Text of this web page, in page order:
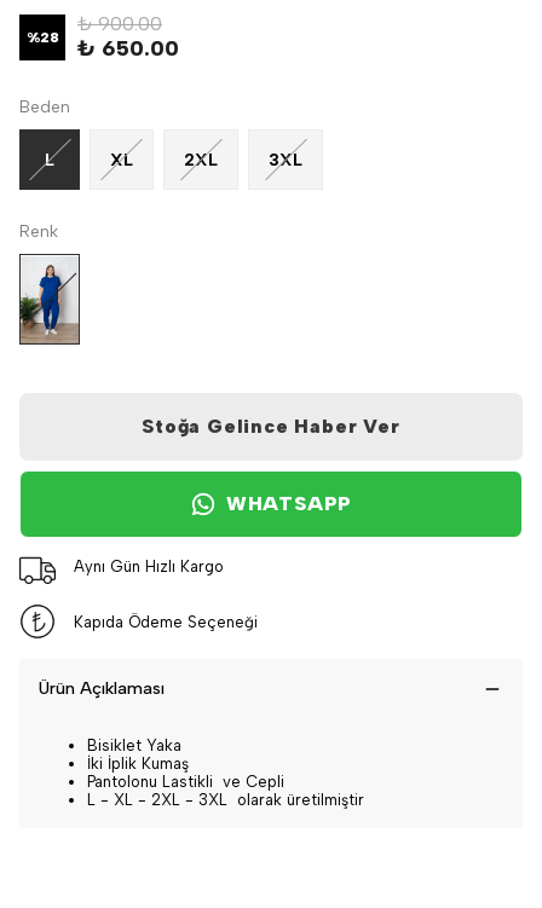
%28
₺ 900.00
₺ 650.00
Beden
L XL 2XL 3XL
Renk
Stoğa Gelince Haber Ver
WHATSAPP
Aynı Gün Hızlı Kargo
Kapıda Ödeme Seçeneği
Ürün Açıklaması
Bisiklet Yaka
İki İplik Kumaş
Pantolonu Lastikli ve Cepli
L - XL - 2XL - 3XL olarak üretilmiştir